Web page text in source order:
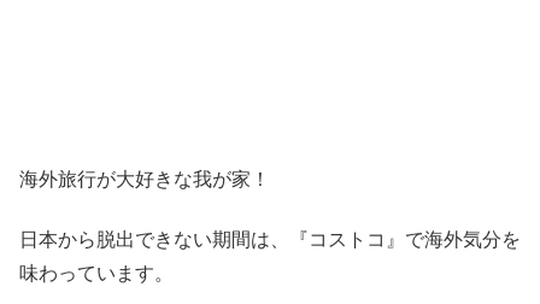
海外旅行が大好きな我が家！
日本から脱出できない期間は、『コストコ』 で海外気分を
味わっています。